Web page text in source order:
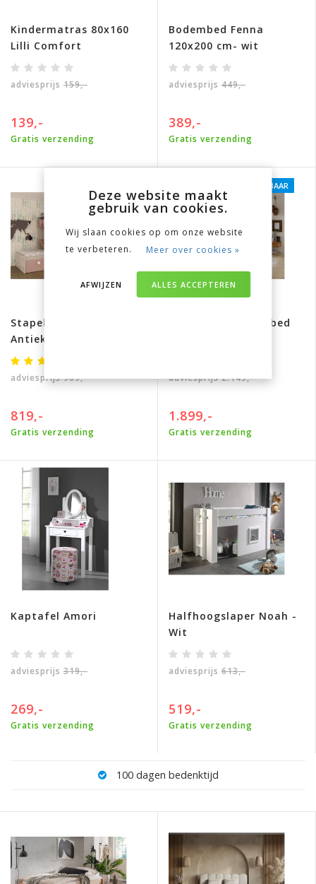
Kindermatras 80x160
Lilli Comfort
adviesprijs 159,-
139,-
Gratis verzending
Bodembed Fenna
120x200 cm- wit
adviesprijs 449,-
389,-
Gratis verzending
Stapelbed Maxim
Antiek Roze- 90x200 cm
adviesprijs 909,-
819,-
Gratis verzending
DIRECT LEVERBAAR
Industrieel Balkenbed
adviesprijs 2.149,-
1.899,-
Gratis verzending
Kaptafel Amori
adviesprijs 319,-
269,-
Gratis verzending
Halfhoogslaper Noah -
Wit
adviesprijs 613,-
519,-
Gratis verzending
100 dagen bedenktijd
Deze website maakt
gebruik van cookies.
Wij slaan cookies op om onze website
te verbeteren.
Meer over cookies »
ALLES ACCEPTEREN
AFWIJZEN